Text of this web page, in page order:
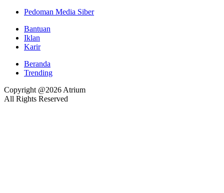
Pedoman Media Siber
Bantuan
Iklan
Karir
Beranda
Trending
Copyright @2026 Atrium
All Rights Reserved